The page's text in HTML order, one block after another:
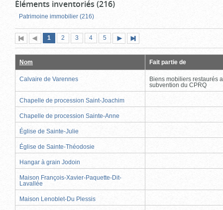
Éléments inventoriés (216)
Patrimoine immobilier (216)
Première
page
Page
précédente
Page
1 (page
actuelle)
Page
2 Page
3 Page
4 Page
5
suivante
page
Nom Fait partie de
Calvaire de Varennes
Biens mobiliers restaurés
subvention du CPRQ
Chapelle de procession Saint-Joachim
Chapelle de procession Sainte-Anne
Église de Sainte-Julie
Église de Sainte-Théodosie
Hangar à grain Jodoin
Maison François-Xavier-Paquette-Dit-
Lavallée
Maison Lenoblet-Du Plessis